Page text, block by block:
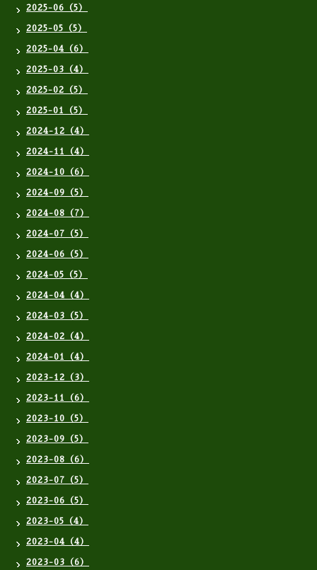
2025-06（5）
2025-05（5）
2025-04（6）
2025-03（4）
2025-02（5）
2025-01（5）
2024-12（4）
2024-11（4）
2024-10（6）
2024-09（5）
2024-08（7）
2024-07（5）
2024-06（5）
2024-05（5）
2024-04（4）
2024-03（5）
2024-02（4）
2024-01（4）
2023-12（3）
2023-11（6）
2023-10（5）
2023-09（5）
2023-08（6）
2023-07（5）
2023-06（5）
2023-05（4）
2023-04（4）
2023-03（6）